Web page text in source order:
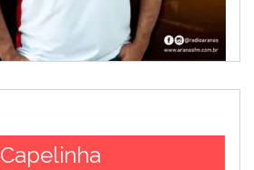
Capelinha